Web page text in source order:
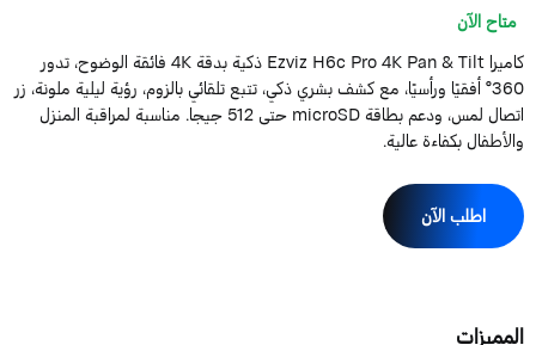
متاح الآن
كاميرا Ezviz H6c Pro 4K Pan & Tilt ذكية بدقة 4K فائقة الوضوح، تدور
360° أفقيًا ورأسيًا، مع كشف بشري ذكي، تتبع تلقائي بالزوم، رؤية ليلية ملونة، زر
اتصال لمس، ودعم بطاقة microSD حتى 512 جيجا. مناسبة لمراقبة المنزل
بكفاءة عالية.
اطلب الآن